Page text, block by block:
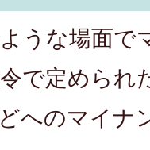
うな場面で
で定められ
へのマイナ